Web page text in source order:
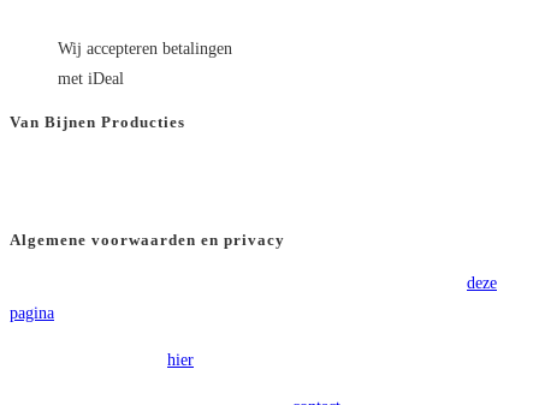
Wij accepteren betalingen
met iDeal
Van Bijnen Producties
Algemene voorwaarden en privacy
deze
pagina
hier